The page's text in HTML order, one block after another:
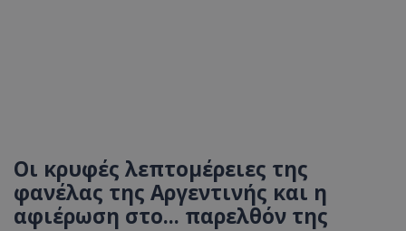
Οι κρυφές λεπτομέρειες της
φανέλας της Αργεντινής και η
αφιέρωση στο... παρελθόν της